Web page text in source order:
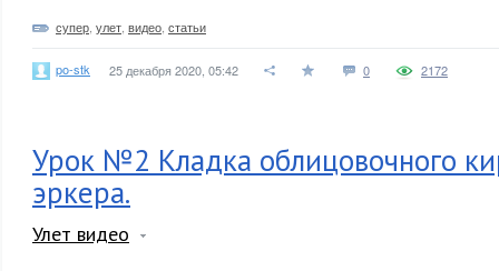
супер улет видео статьи
po-stk 25 декабря 2020, 05:42 0 2172
Урок №2 Кладка облицовочного
эркера.
Улет видео